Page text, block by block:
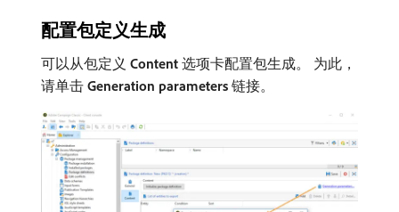
配置包定义生成
可以从包定义​ Content ​选项卡配置包生成。 为此，
请单击​ Generation parameters ​链接。